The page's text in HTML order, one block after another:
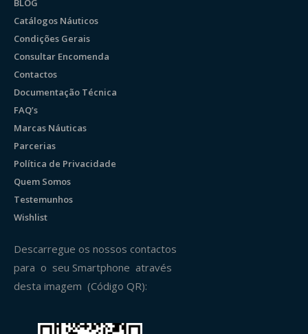
BLOG
Catálogos Náuticos
Condições Gerais
Consultar Encomenda
Contactos
Documentação Técnica
FAQ’s
Marcas Náuticas
Parcerias
Política de Privacidade
Quem Somos
Testemunhos
Wishlist
Descarregue os nossos contactos
para o seu Smartphone através
desta imagem (Código QR):